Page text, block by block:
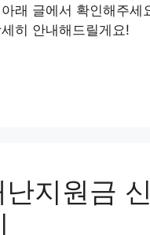
래 글에서 확인해주세
히 안내해드릴게요!
지원금